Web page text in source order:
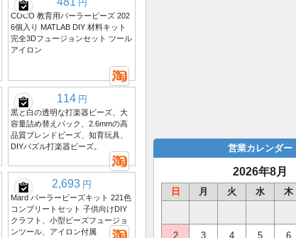
円
COCO 教育用パーラービーズ 202
6個入り MATLAB DIY 材料キット
完全3Dフュージョンセット ツール
アイロン
114 円
黒と白の透明な打楽器ビーズ、大
容量詰め替えパック、2.6mmの高
品質ブレンドビーズ、知育玩具、
DIYパズル打楽器ビーズ。
2,693 円
Mard パーラービーズキット 221色
コンプリートセット 子供向けDIY
クラフト、小型ビーズフュージョ
ンツール、アイロン付属
営業カレンダー
2026年8月
日 月 火 水 木
2 3 4 5 6